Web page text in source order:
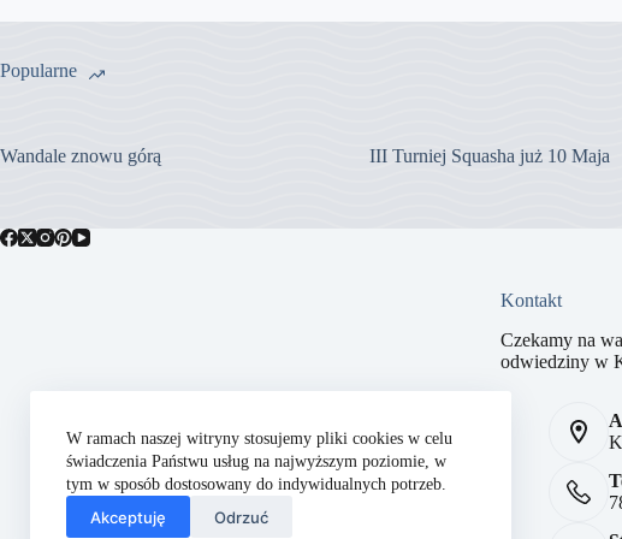
W ramach naszej witryny stosujemy pliki cookies w celu
świadczenia Państwu usług na najwyższym poziomie, w
tym w sposób dostosowany do indywidualnych potrzeb.
Akceptuję Odrzuć
Popularne
Wandale znowu górą III Turniej Squasha już 10 Maja
Kontakt
Czekamy na
odwiedziny w